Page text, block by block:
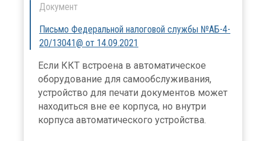
Документ
Письмо Федеральной налоговой службы №АБ-4-
20/13041@ от 14.09.2021
Если ККТ встроена в автоматическое
оборудование для самообслуживания,
устройство для печати документов может
находиться вне ее корпуса, но внутри
корпуса автоматического устройства.